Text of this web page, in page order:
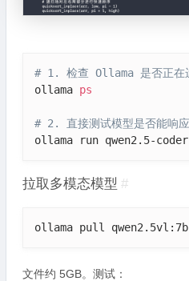
# 1. 检查 Ollama 是否正在
ollama ps
# 2. 直接测试模型是否能响
ollama run qwen2.5-
拉取多模态模型 #
ollama pull qwen2.5vl:7b
文件约 5GB。测试：